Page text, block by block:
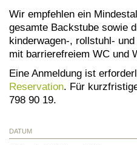
Wir empfehlen ein
gesamte Backstube sowie
kinderwagen-, rollstuhl-
mit barrierefreiem WC und
Eine Anmeldung ist
Reservation . Für
798 90 19.
DATUM